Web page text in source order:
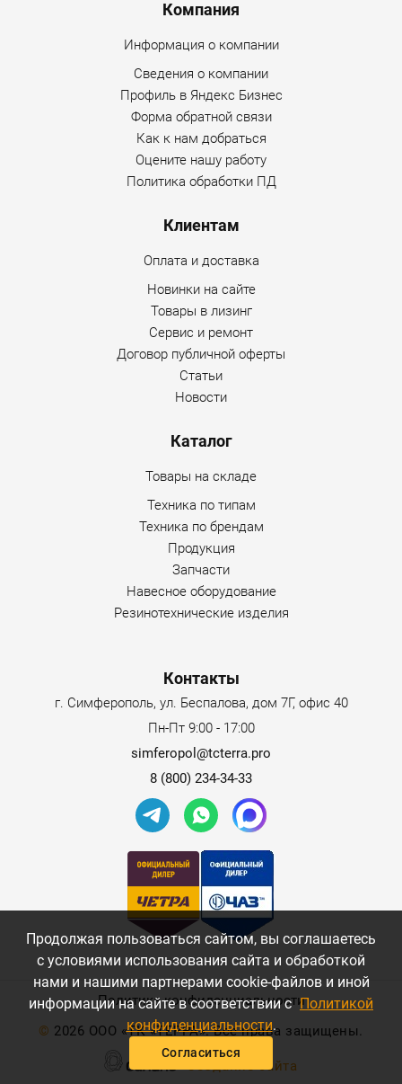
Компания
Информация о компании
Сведения о компании
Профиль в Яндекс Бизнес
Форма обратной связи
Как к нам добраться
Оцените нашу работу
Политика обработки ПД
Клиентам
Оплата и доставка
Новинки на сайте
Товары в лизинг
Сервис и ремонт
Договор публичной оферты
Статьи
Новости
Каталог
Товары на складе
Техника по типам
Техника по брендам
Продукция
Запчасти
Навесное оборудование
Резинотехнические изделия
Контакты
г. Симферополь, ул. Беспалова, дом 7Г, офис 40
Пн-Пт 9:00 - 17:00
simferopol@tcterra.pro
8 (800) 234-34-33
© 2026 ООО «ТК «ТЕРРА». Все права защищены.
Политика конфиденциальности
Создание сайта
Продолжая пользоваться сайтом, вы соглашаетесь
с условиями использования сайта и обработкой
нами и нашими партнерами cookie-файлов и иной
информации на сайте в соответствии с Политикой
конфиденциальности.
Согласиться